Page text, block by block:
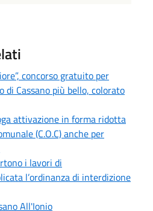
concorso gratuito per
di Cassano più bello, colorato
attivazione in forma ridotta
(C.O.C) anche per
i lavori di
l’ordinanza di interdizione
All'Ionio